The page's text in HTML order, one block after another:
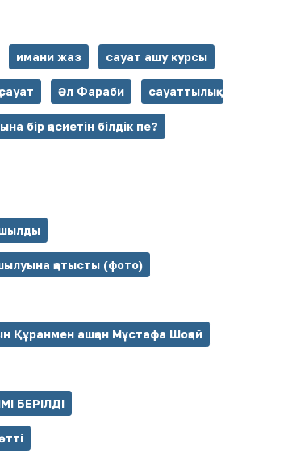
имани жаз сауат ашу курсы
Әл Фараби сауаттылық
бір қасиетін білдік пе?
қатысты (фото)
Құранмен ашқан Мұстафа Шоқай
БЕРІЛДІ